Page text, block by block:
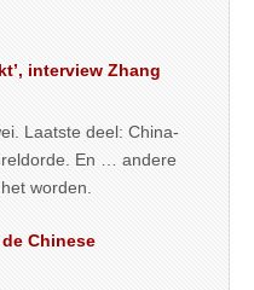
interview Zhang
Laatste deel: China-
En … andere
worden.
Chinese